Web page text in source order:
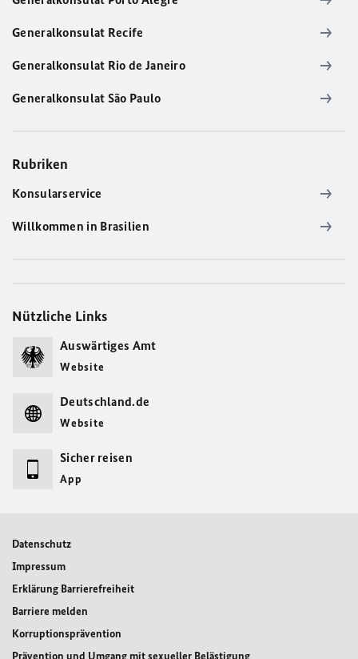
Generalkonsulat Recife
Generalkonsulat Rio de Janeiro
Generalkonsulat São Paulo
Rubriken
Konsularservice
Willkommen in Brasilien
Nützliche Links
Auswärtiges Amt
Website
Deutschland.de
Website
Sicher reisen
App
Datenschutz
Impressum
Erklärung Barrierefreiheit
Barriere melden
Korruptionsprävention
Prävention und Umgang mit sexueller Belästigung